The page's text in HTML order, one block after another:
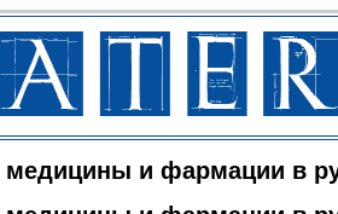
медицины и фармации в